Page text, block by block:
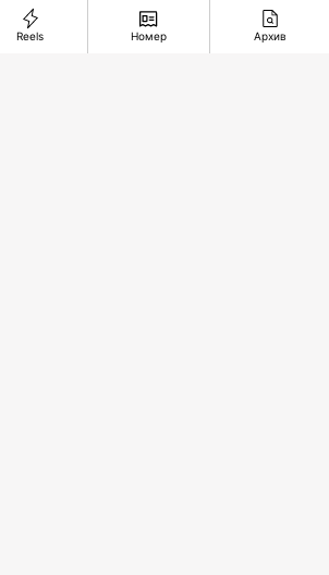
Reels Номер Архив